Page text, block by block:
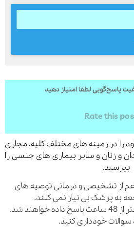
لطفا امتیاز دهید
Rate
زمینه های مختلف کلیه، مجاری
و سایر بیماری های جنسی را
تشخیصی و درمانی توصیه های
پزشک بی نیاز نمی کنند.